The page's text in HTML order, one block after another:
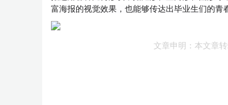
富海报的视觉效果，也能够传达出毕业生们的青
文章申明：本文章